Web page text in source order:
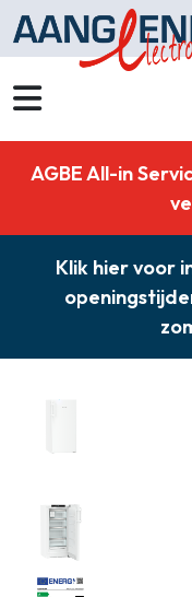
Koken
Professioneel
Quooker
Zakelijk
AGBE All-in
Klik hier voor